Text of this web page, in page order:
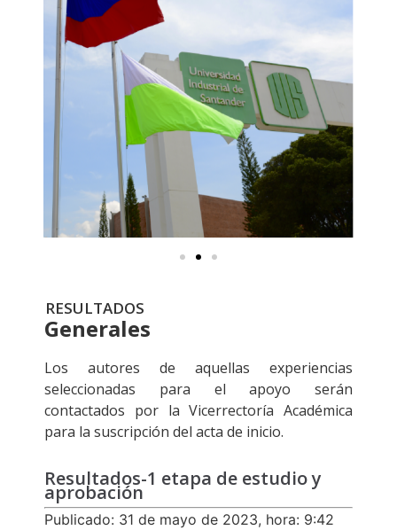
RESULTADOS
Generales
Los autores de aquellas experiencias
seleccionadas para el apoyo serán
contactados por la Vicerrectoría Académica
para la suscripción del acta de inicio.
Resultados-1 etapa de estudio y
aprobación
Publicado: 31 de mayo de 2023, hora: 9:42